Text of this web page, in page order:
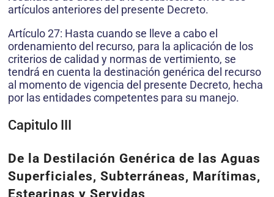
artículos anteriores del presente Decreto.
Artículo 27: Hasta cuando se lleve a cabo el
ordenamiento del recurso, para la aplicación de los
criterios de calidad y normas de vertimiento, se
tendrá en cuenta la destinación genérica del recurso
al momento de vigencia del presente Decreto, hecha
por las entidades competentes para su manejo.
Capitulo III
De la Destilación Genérica de las Aguas
Superficiales, Subterráneas, Marítimas,
Estearinas y Servidas